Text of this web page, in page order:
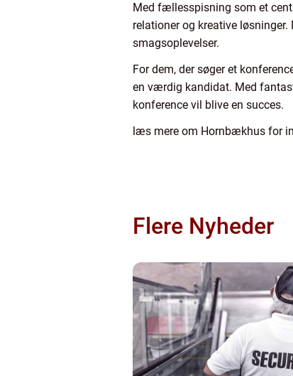
Med fællesspisning som et
relationer og kreative
smagsoplevelser.
For dem, der søger et
en værdig kandidat. Med
konference vil blive en succes.
læs mere om Hornbækhus for
Flere Nyheder